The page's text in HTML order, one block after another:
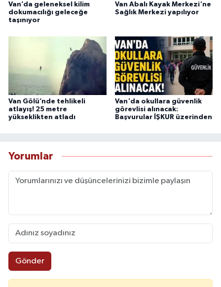
Van’da geleneksel kilim
dokumacılığı geleceğe
taşınıyor
Van Abalı Kayak Merkezi'ne
Sağlık Merkezi yapılıyor
Van Gölü’nde tehlikeli
atlayış! 25 metre
yükseklikten atladı
Van'da okullara güvenlik
görevlisi alınacak:
Başvurular İŞKUR üzerinden
Yorumlar
Gönder